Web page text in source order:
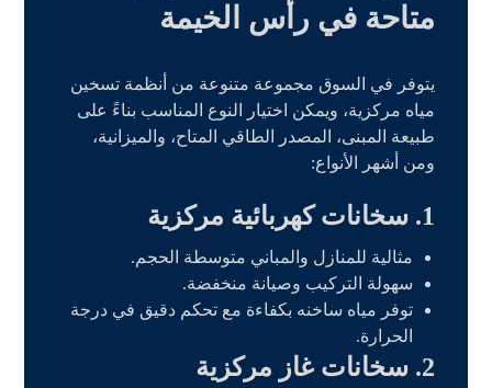
متاحة في رأس الخيمة
يتوفر في السوق مجموعة متنوعة من أنظمة تسخين
مياه مركزية، ويمكن اختيار النوع المناسب بناءً على
طبيعة المبنى، المصدر الطاقي المتاح، والميزانية،
ومن أشهر الأنواع:
1. سخانات كهربائية مركزية
مثالية للمنازل والمباني متوسطة الحجم.
سهولة التركيب وصيانة منخفضة.
توفر مياه ساخنه بكفاءة مع تحكم دقيق في درجة
الحرارة.
2. سخانات غاز مركزية